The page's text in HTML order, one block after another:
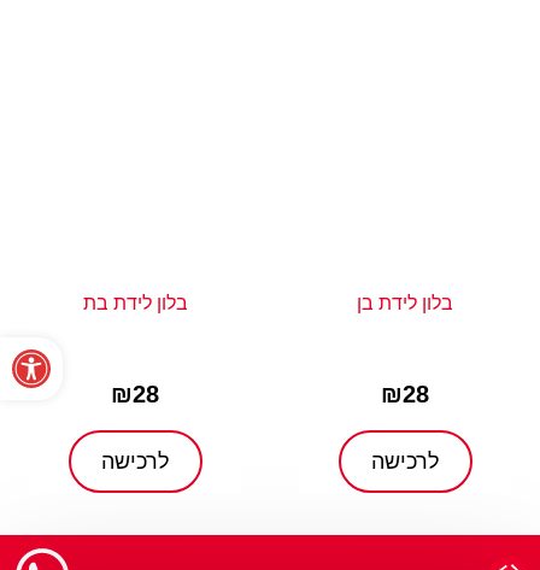
פתח סרגל נגישות
בלון לידת בן
₪28
לרכישה
בלון לידת בת
₪28
לרכישה